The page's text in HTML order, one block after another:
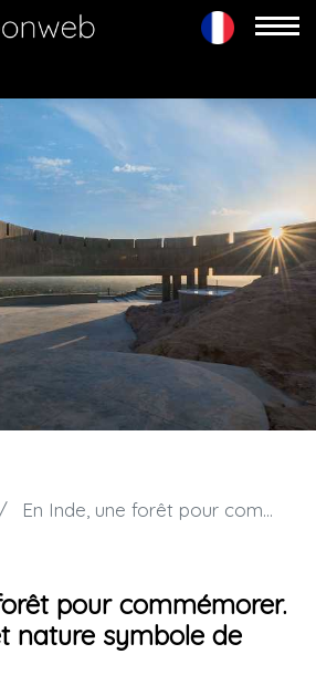
En Inde, une forêt pour commémorer. Architecture et nature symbole de renaissance.
pour commémorer.
nature symbole de